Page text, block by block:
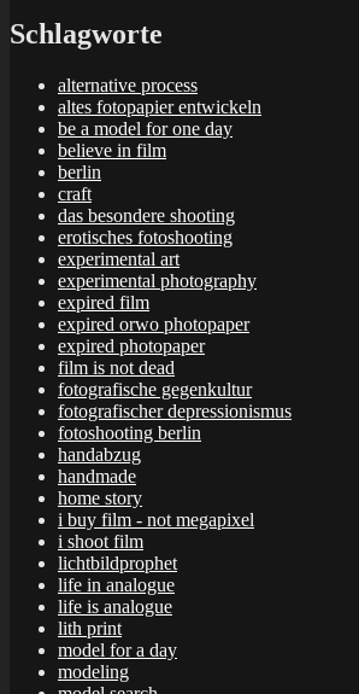
Schlagworte
alternative process
altes fotopapier entwickeln
be a model for one day
believe in film
berlin
craft
das besondere shooting
erotisches fotoshooting
experimental art
experimental photography
expired film
expired orwo photopaper
expired photopaper
film is not dead
fotografische gegenkultur
fotografischer depressionismus
fotoshooting berlin
handabzug
handmade
home story
i buy film - not megapixel
i shoot film
lichtbildprophet
life in analogue
life is analogue
lith print
model for a day
modeling